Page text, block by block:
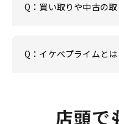
Q：買い取りや中古の
Q：イケベプライムと